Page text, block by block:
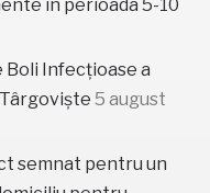
în perioada 5-10
Boli Infecțioase a
5 august
semnat pentru un